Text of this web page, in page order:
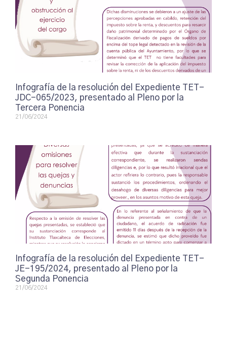
Infografía de la resolución del Expediente TET-
JDC-065/2023, presentado al Pleno por la
Tercera Ponencia
21/06/2024
Infografía de la resolución del Expediente TET-
JE-195/2024, presentado al Pleno por la
Segunda Ponencia
21/06/2024